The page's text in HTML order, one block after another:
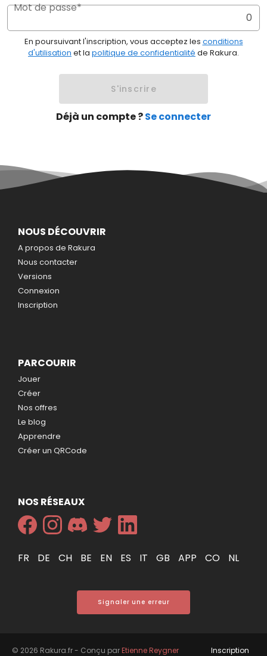
Mot de passe*
0
En poursuivant l'inscription, vous acceptez les conditions
d'utilisation et la politique de confidentialité de Rakura.
S'inscrire
Déjà un compte ?Se connecter
NOUS DÉCOUVRIR
A propos de Rakura
Nous contacter
Versions
Connexion
Inscription
PARCOURIR
Jouer
Créer
Nos offres
Le blog
Apprendre
Créer un QRCode
NOS RÉSEAUX
FR DE CH BE EN ES IT GB APP CO NL
Signaler une erreur
© 2026 Rakura.fr - Conçu parEtienne Reygner Inscription